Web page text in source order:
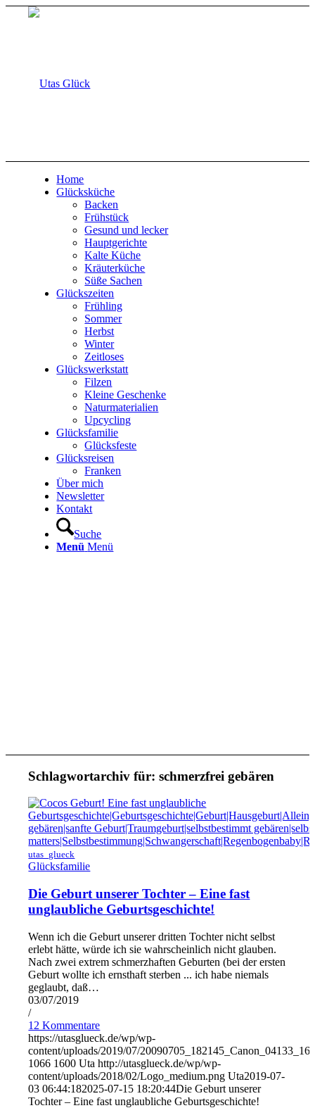
Home
Glücksküche
Backen
Frühstück
Gesund und lecker
Hauptgerichte
Kalte Küche
Kräuterküche
Süße Sachen
Glückszeiten
Frühling
Sommer
Herbst
Winter
Zeitloses
Glückswerkstatt
Filzen
Kleine Geschenke
Naturmaterialien
Upcycling
Glücksfamilie
Glücksfeste
Glücksreisen
Franken
Über mich
Newsletter
Kontakt
Suche
Menü Menü
Schlagwortarchiv für:schmerzfrei gebären
utas_glueck
Glücksfamilie
Die Geburt unserer Tochter – Eine fast
unglaubliche Geburtsgeschichte!
Wenn ich die Geburt unserer dritten Tochter nicht selbst
erlebt hätte, würde ich sie wahrscheinlich nicht glauben.
Nach zwei extrem schmerzhaften Geburten (bei der ersten
Geburt wollte ich ernsthaft sterben ... ich habe niemals
geglaubt, daß…
03/07/2019
/
12 Kommentare
https://utasglueck.de/wp/wp-
content/uploads/2019/07/
1066 1600 Uta http://utasglueck.de/wp/wp-
content/uploads/2018/02/Logo_medium.png Uta2019-07-
03 06:44:182025-07-15 18:20:44Die Geburt unserer
Tochter – Eine fast unglaubliche Geburtsgeschichte!